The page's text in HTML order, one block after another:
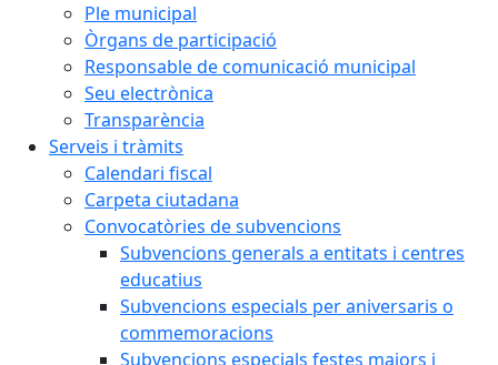
Ple municipal
Òrgans de participació
Responsable de comunicació municipal
Seu electrònica
Transparència
Serveis i tràmits
Calendari fiscal
Carpeta ciutadana
Convocatòries de subvencions
Subvencions generals a entitats i centres
educatius
Subvencions especials per aniversaris o
commemoracions
Subvencions especials festes majors i